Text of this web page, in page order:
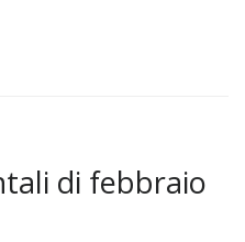
di febbraio